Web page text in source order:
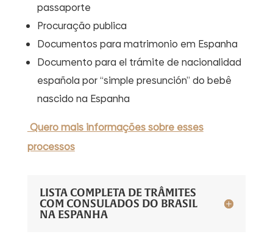
passaporte
Procuração publica
Documentos para matrimonio em Espanha
Documento para el trámite de nacionalidad
española por “simple presunción” do bebê
nascido na Espanha
Quero mais informações sobre esses
processos
LISTA COMPLETA DE TRÂMITES
COM CONSULADOS DO BRASIL
NA ESPANHA